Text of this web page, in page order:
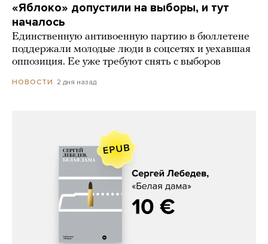
«Яблоко» допустили на выборы, и тут
началось
Единственную антивоенную партию в бюллетене
поддержали молодые люди в соцсетях и уехавшая
оппозиция. Ее уже требуют снять с выборов
НОВОСТИ 2 дня назад